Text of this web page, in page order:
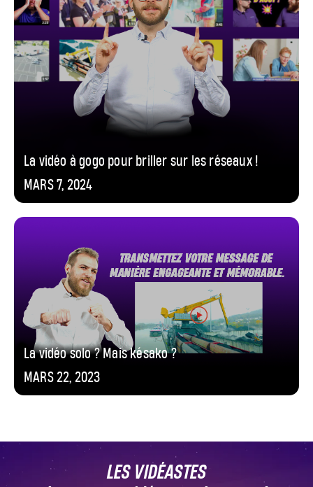
La vidéo à gogo pour briller sur les réseaux !
MARS 7, 2024
La vidéo solo ? Mais késako ?
MARS 22, 2023
LES VIDÉASTES